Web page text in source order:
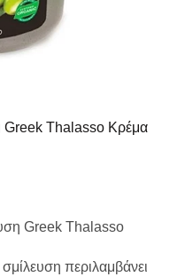
Thalasso Κρέμα
Greek Thalasso
περιλαμβάνει